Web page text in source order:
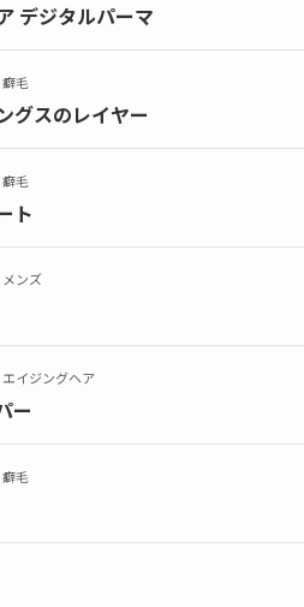
デジタルパーマ
癖毛
グスのレイヤー
癖毛
ト
メンズ
エイジングヘア
ー
癖毛